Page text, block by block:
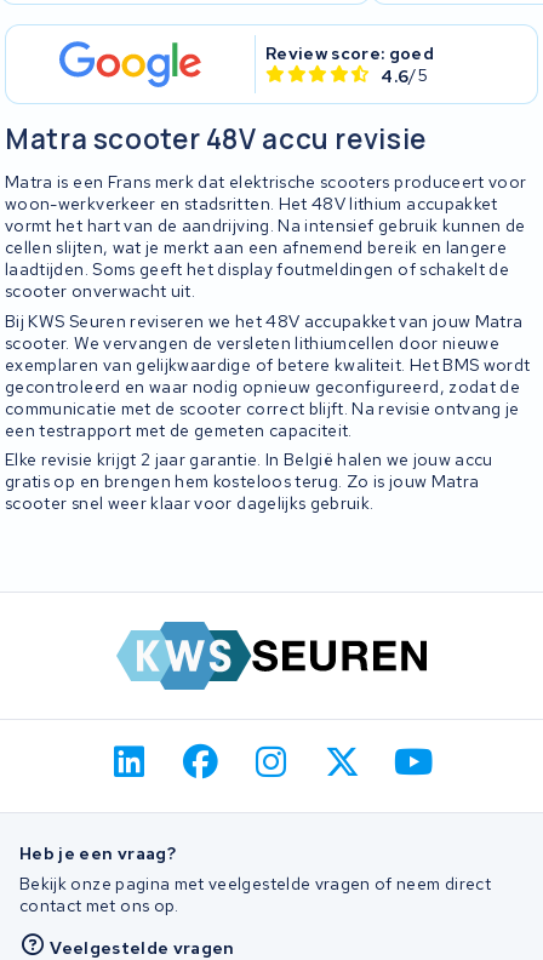
Review score: goed
4.6/5
Matra scooter 48V accu revisie
Matra is een Frans merk dat elektrische scooters produceert voor
woon-werkverkeer en stadsritten. Het 48V lithium accupakket
vormt het hart van de aandrijving. Na intensief gebruik kunnen de
cellen slijten, wat je merkt aan een afnemend bereik en langere
laadtijden. Soms geeft het display foutmeldingen of schakelt de
scooter onverwacht uit.
Bij KWS Seuren reviseren we het 48V accupakket van jouw Matra
scooter. We vervangen de versleten lithiumcellen door nieuwe
exemplaren van gelijkwaardige of betere kwaliteit. Het BMS wordt
gecontroleerd en waar nodig opnieuw geconfigureerd, zodat de
communicatie met de scooter correct blijft. Na revisie ontvang je
een testrapport met de gemeten capaciteit.
Elke revisie krijgt 2 jaar garantie. In België halen we jouw accu
gratis op en brengen hem kosteloos terug. Zo is jouw Matra
scooter snel weer klaar voor dagelijks gebruik.
Heb je een vraag?
Bekijk onze pagina met veelgestelde vragen of neem direct
contact met ons op.
Veelgestelde vragen